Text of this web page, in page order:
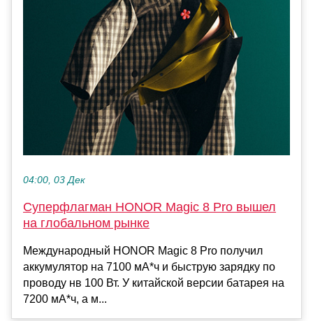
04:00, 03 Дек
Суперфлагман HONOR Magic 8 Pro вышел
на глобальном рынке
Международный HONOR Magic 8 Pro получил
аккумулятор на 7100 мА*ч и быструю зарядку по
проводу нв 100 Вт. У китайской версии батарея на
7200 мА*ч, а м...